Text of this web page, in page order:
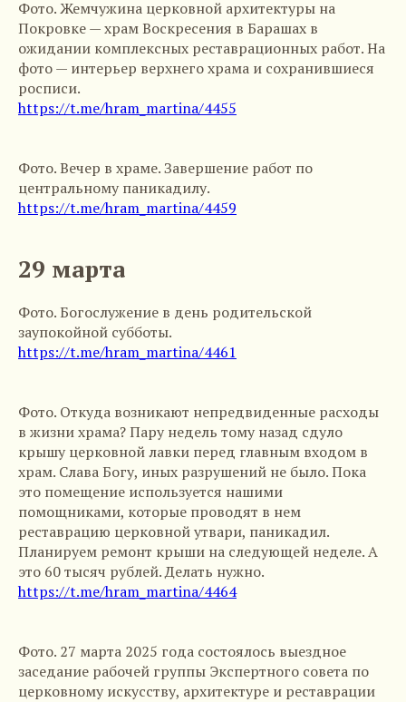
Фото. Жемчужина церковной архитектуры на
Покровке — храм Воскресения в Барашах в
ожидании комплексных реставрационных работ. На
фото — интерьер верхнего храма и сохранившиеся
росписи.
https://t.me/hram_martina/4455
Фото. Вечер в храме. Завершение работ по
центральному паникадилу.
https://t.me/hram_martina/4459
29 марта
Фото. Богослужение в день родительской
заупокойной субботы.
https://t.me/hram_martina/4461
Фото. Откуда возникают непредвиденные расходы
в жизни храма? Пару недель тому назад сдуло
крышу церковной лавки перед главным входом в
храм. Слава Богу, иных разрушений не было. Пока
это помещение используется нашими
помощниками, которые проводят в нем
реставрацию церковной утвари, паникадил.
Планируем ремонт крыши на следующей неделе. А
это 60 тысяч рублей. Делать нужно.
https://t.me/hram_martina/4464
Фото. 27 марта 2025 года состоялось выездное
заседание рабочей группы Экспертного совета по
церковному искусству, архитектуре и реставрации